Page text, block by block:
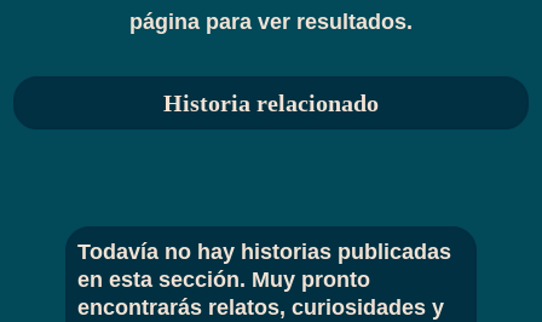
página para ver resultados.
Historia relacionado
Todavía no hay historias publicadas
en esta sección. Muy pronto
encontrarás relatos, curiosidades y